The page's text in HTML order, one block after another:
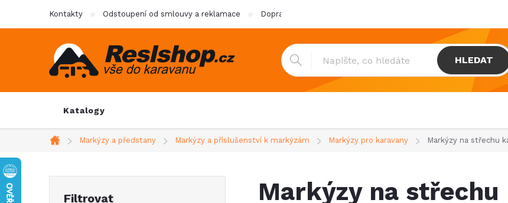
Kontakty Odstoupení od smlouvy a reklamace Doprava & platba
HLEDAT
Katalogy
Domů
Markýzy a předstany Markýzy a příslušenství k markýzám Markýzy pro karavany Markýzy na střechu
Markýzy na střechu